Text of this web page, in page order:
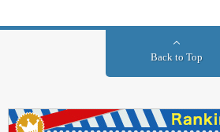
Back to Top